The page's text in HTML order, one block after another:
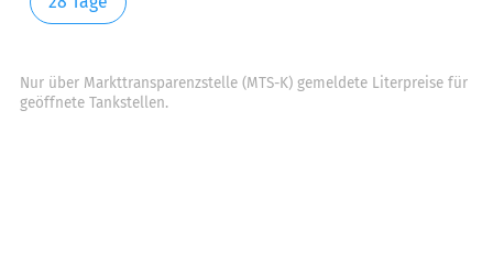
Nur über Markttransparenzstelle (MTS-K) gemeldete Literpreise für
geöffnete Tankstellen.